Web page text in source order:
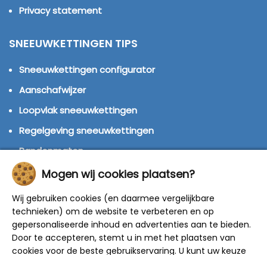
Privacy statement
SNEEUWKETTINGEN TIPS
Sneeuwkettingen configurator
Aanschafwijzer
Loopvlak sneeuwkettingen
Regelgeving sneeuwkettingen
Bandenmaten
Montage handleidingen
Winterbanden
© 2014 - 2025 Sneeuwkettingen4u - Alle rechten
Mogen wij cookies plaatsen?
Wij gebruiken cookies (en daarmee vergelijkbare
technieken) om de website te verbeteren en op
gepersonaliseerde inhoud en advertenties aan te bieden.
Door te accepteren, stemt u in met het plaatsen van
cookies voor de beste gebruikservaring. U kunt uw keuze